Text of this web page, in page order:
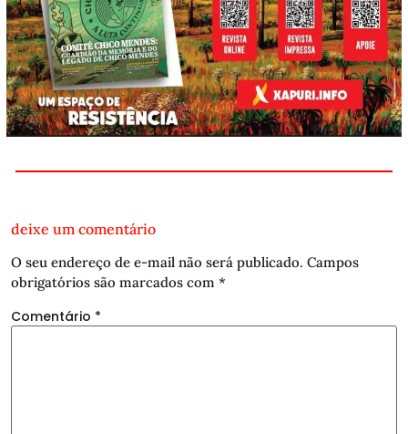
deixe um comentário
O seu endereço de e-mail não será publicado. Campos
obrigatórios são marcados com *
Comentário *